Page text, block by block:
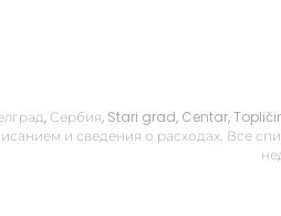
Сербия, Stari grad, Centar,
и сведения о расходах. Все